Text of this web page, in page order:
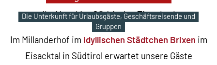
Die Unterkunft für Urlaubsgäste, Geschäftsreisende und
Gruppen
Ihr Hotel im Südtiroler Eisacktal
Im Millanderhof im idyllischen Städtchen Brixen im
Eisacktal in Südtirol erwartet unsere Gäste